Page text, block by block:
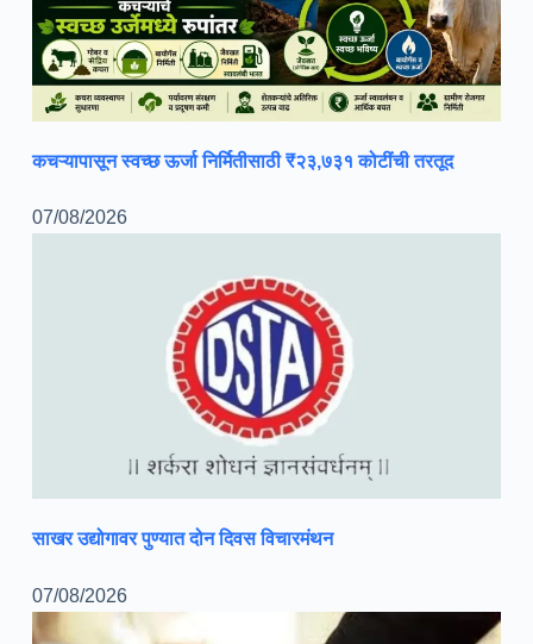
कचऱ्यापासून स्वच्छ ऊर्जा निर्मितीसाठी ₹२३,७३१ कोटींची तरतूद
07/08/2026
साखर उद्योगावर पुण्यात दोन दिवस विचारमंथन
07/08/2026